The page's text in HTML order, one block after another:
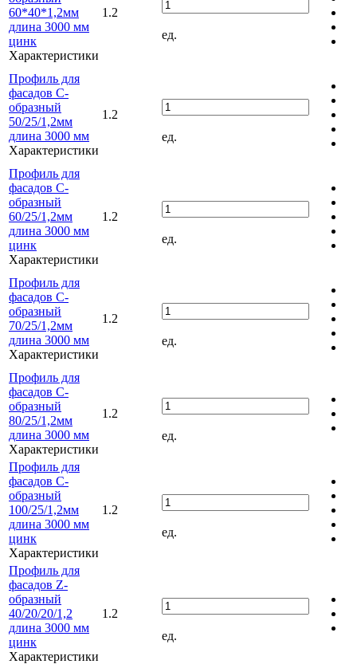
60*40*1,2мм
длина 3000 мм
цинк
Характеристики
1.2
ед.
Профиль для
фасадов С-
образный
50/25/1,2мм
длина 3000 мм
Характеристики
1.2
ед.
Профиль для
фасадов С-
образный
60/25/1,2мм
длина 3000 мм
цинк
Характеристики
1.2
ед.
Профиль для
фасадов С-
образный
70/25/1,2мм
длина 3000 мм
Характеристики
1.2
ед.
Профиль для
фасадов С-
образный
80/25/1,2мм
длина 3000 мм
Характеристики
1.2
ед.
Профиль для
фасадов С-
образный
100/25/1,2мм
длина 3000 мм
цинк
Характеристики
1.2
ед.
Профиль для
фасадов Z-
образный
40/20/20/1,2
длина 3000 мм
цинк
Характеристики
1.2
ед.